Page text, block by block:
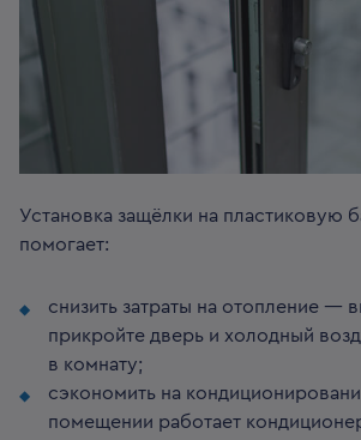
Установка защёлки на пластиковую
помогает:
снизить затраты на отопление —
прикройте дверь и холодный
в комнату;
сэкономить на
помещении работает